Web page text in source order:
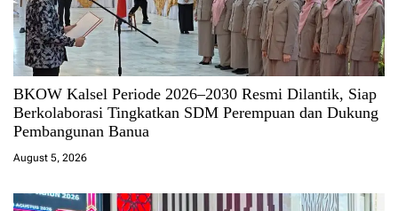
BKOW Kalsel Periode 2026–2030 Resmi Dilantik, Siap
Berkolaborasi Tingkatkan SDM Perempuan dan Dukung
Pembangunan Banua
August 5, 2026